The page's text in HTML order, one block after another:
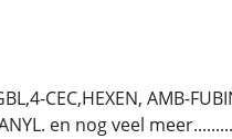
CEC,HEXEN, AMB-
en nog veel